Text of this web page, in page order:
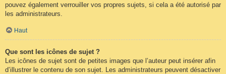
pouvez également verrouiller vos propres sujets, si cela a été autorisé par
les administrateurs.
Haut
Que sont les icônes de sujet ?
Les icônes de sujet sont de petites images que l’auteur peut insérer afin
d’illustrer le contenu de son sujet. Les administrateurs peuvent désactiver